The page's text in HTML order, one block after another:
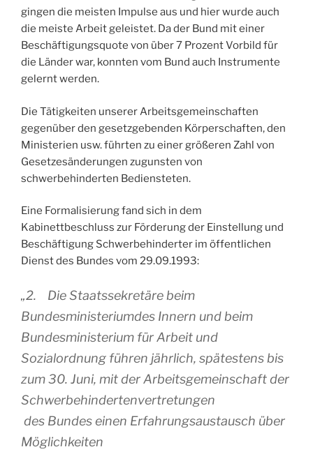
gingen die meisten Impulse aus und hier wurde auch
die meiste Arbeit geleistet. Da der Bund mit einer
Beschäftigungsquote von über 7 Prozent Vorbild für
die Länder war, konnten vom Bund auch Instrumente
gelernt werden.
Die Tätigkeiten unserer Arbeitsgemeinschaften
gegenüber den gesetzgebenden Körperschaften, den
Ministerien usw. führten zu einer größeren Zahl von
Gesetzesänderungen zugunsten von
schwerbehinderten Bediensteten.
Eine Formalisierung fand sich in dem
Kabinettbeschluss zur Förderung der Einstellung und
Beschäftigung Schwerbehinderter im öffentlichen
Dienst des Bundes vom 29.09.1993:
„2. Die Staatssekretäre beim
Bundesministeriumdes Innern und beim
Bundesministerium für Arbeit und
Sozialordnung führen jährlich, spätestens bis
zum 30. Juni, mit der Arbeitsgemeinschaft der
Schwerbehindertenvertretungen
des Bundes einen Erfahrungsaustausch über
Möglichkeiten